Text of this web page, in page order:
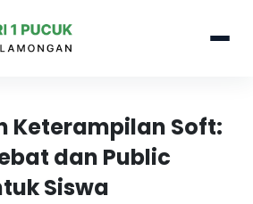
Keterampilan Soft:
dan Public
Siswa